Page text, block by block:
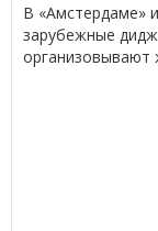
В «Амстердаме»
зарубежные
организовывают